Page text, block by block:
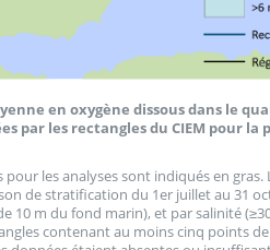
en oxygène dissous dans le
par les rectangles du CIEM pour la
pour les analyses sont indiqués en
de stratification du 1er juillet au 31
10 m du fond marin), et par salinité
contenant au moins cinq points